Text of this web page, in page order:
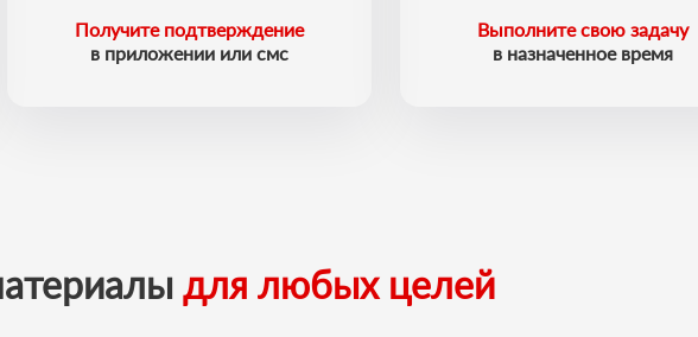
Получите подтверждение
в приложении или смс
Выполните свою задачу
в назначенное время
для любых целей